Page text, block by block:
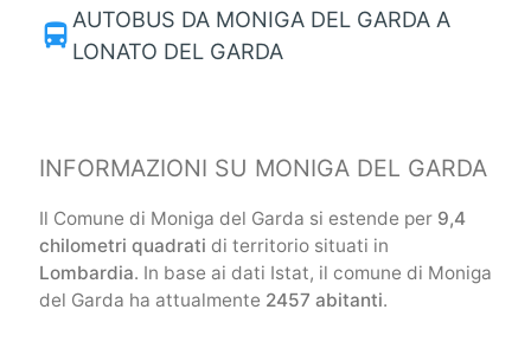
directions_bus AUTOBUS DA MONIGA DEL GARDA A
LONATO DEL GARDA
INFORMAZIONI SU MONIGA DEL GARDA
Il Comune di Moniga del Garda si estende per 9,4
chilometri quadrati di territorio situati in
Lombardia. In base ai dati Istat, il comune di Moniga
del Garda ha attualmente 2457 abitanti.